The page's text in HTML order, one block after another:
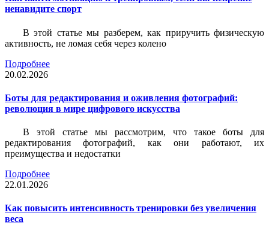
ненавидите спорт
В этой статье мы разберем, как приручить физическую
активность, не ломая себя через колено
Подробнее
20.02.2026
Боты для редактирования и оживления фотографий:
революция в мире цифрового искусства
В этой статье мы рассмотрим, что такое боты для
редактирования фотографий, как они работают, их
преимущества и недостатки
Подробнее
22.01.2026
Как повысить интенсивность тренировки без увеличения
веса